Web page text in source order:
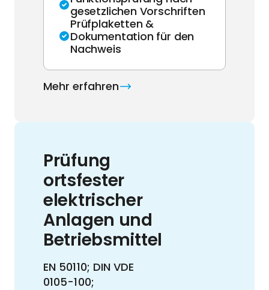
gesetzlichen Vorschriften
Prüfplaketten &
Dokumentation für den
Nachweis
Mehr erfahren
Prüfung
ortsfester
elektrischer
Anlagen und
Betriebsmittel
EN 50110; DIN VDE
0105-100;